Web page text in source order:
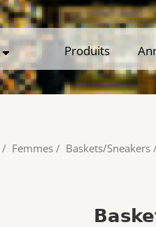
Produits
Produits
/ Femmes / Baskets/Sneakers /